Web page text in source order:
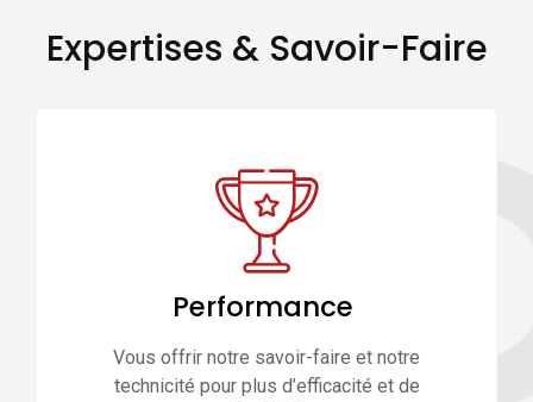
Expertises & Savoir-Faire
Performance
Vous offrir notre savoir-faire et notre
technicité pour plus d’efficacité et de